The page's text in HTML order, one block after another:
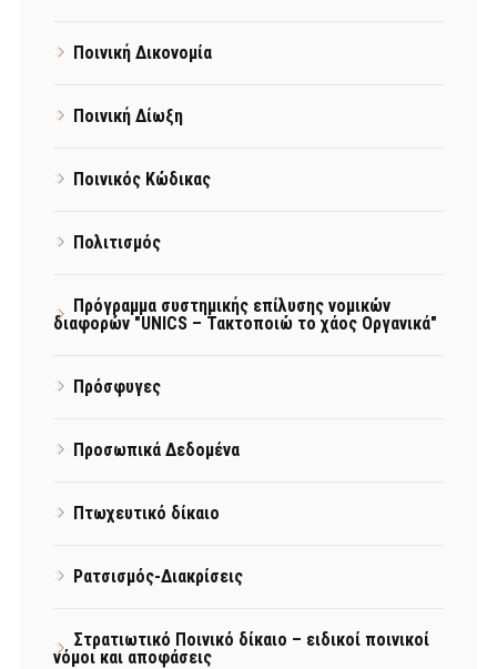
Ποινική Δικονομία
Ποινική Δίωξη
Ποινικός Κώδικας
Πολιτισμός
Πρόγραμμα συστημικής επίλυσης νομικών
διαφορών "UNICS – Τακτοποιώ το χάος Οργανικά"
Πρόσφυγες
Προσωπικά Δεδομένα
Πτωχευτικό δίκαιο
Ρατσισμός-Διακρίσεις
Στρατιωτικό Ποινικό δίκαιο – ειδικοί ποινικοί
νόμοι και αποφάσεις